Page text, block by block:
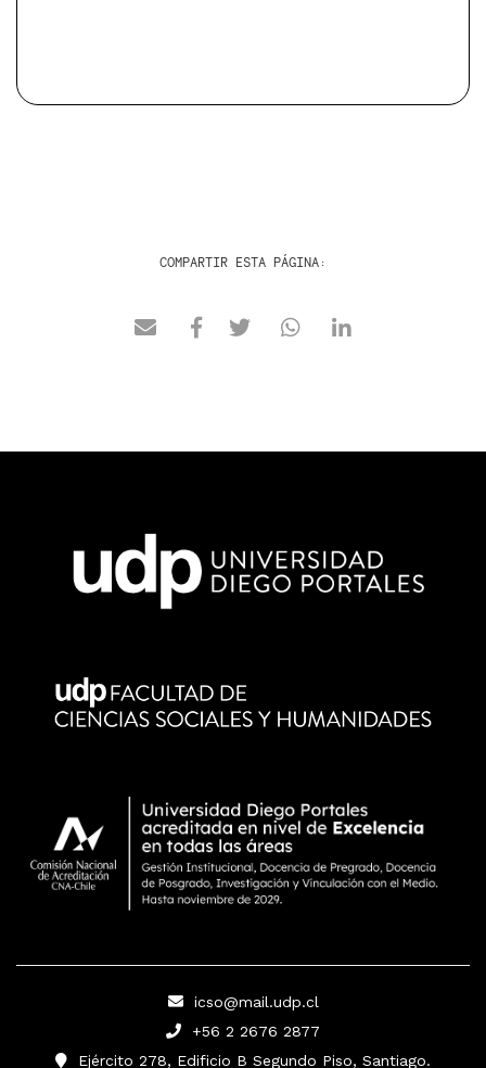
COMPARTIR ESTA PÁGINA:
icso@mail.udp.cl
+56 2 2676 2877
Ejército 278, Edificio B Segundo Piso, Santiago.